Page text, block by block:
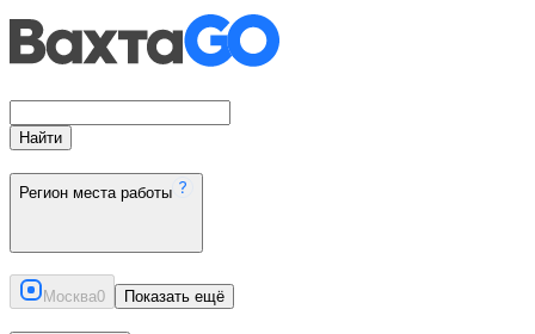
Найти
Регион места работы
Москва0 Показать ещё